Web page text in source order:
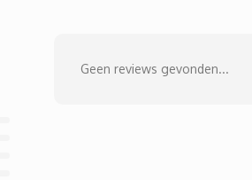
Geen reviews gevonden...